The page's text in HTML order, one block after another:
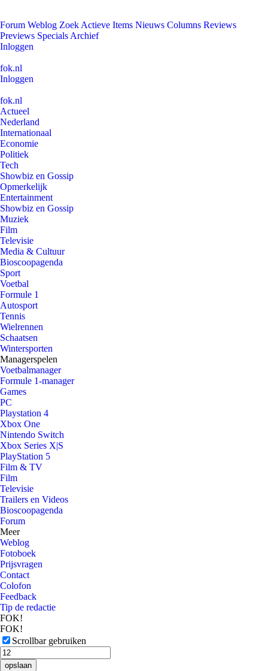
Forum Weblog Zoek Actieve Items Nieuws Columns Reviews
Previews Specials Archief
Inloggen
fok.nl
Inloggen
fok.nl
Actueel
Nederland
Internationaal
Economie
Politiek
Tech
Showbiz en Gossip
Opmerkelijk
Entertainment
Showbiz en Gossip
Muziek
Film
Televisie
Media & Cultuur
Bioscoopagenda
Sport
Voetbal
Formule 1
Autosport
Tennis
Wielrennen
Schaatsen
Wintersporten
Managerspelen
Voetbalmanager
Formule 1-manager
Games
PC
Playstation 4
Xbox One
Nintendo Switch
Xbox Series X|S
PlayStation 5
Film & TV
Film
Televisie
Trailers en Videos
Bioscoopagenda
Forum
Meer
Weblog
Fotoboek
Prijsvragen
Contact
Colofon
Feedback
Tip de redactie
FOK!
FOK!
Scrollbar gebruiken
opslaan